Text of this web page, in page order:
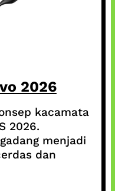
2026
kacamata
2026.
menjadi
dan